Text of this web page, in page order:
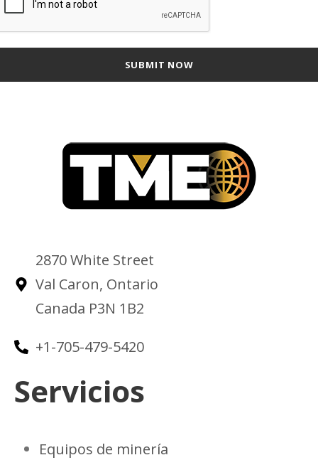
2870 White Street
Val Caron, Ontario
Canada P3N 1B2
+1-705-479-5420
Servicios
Equipos de minería